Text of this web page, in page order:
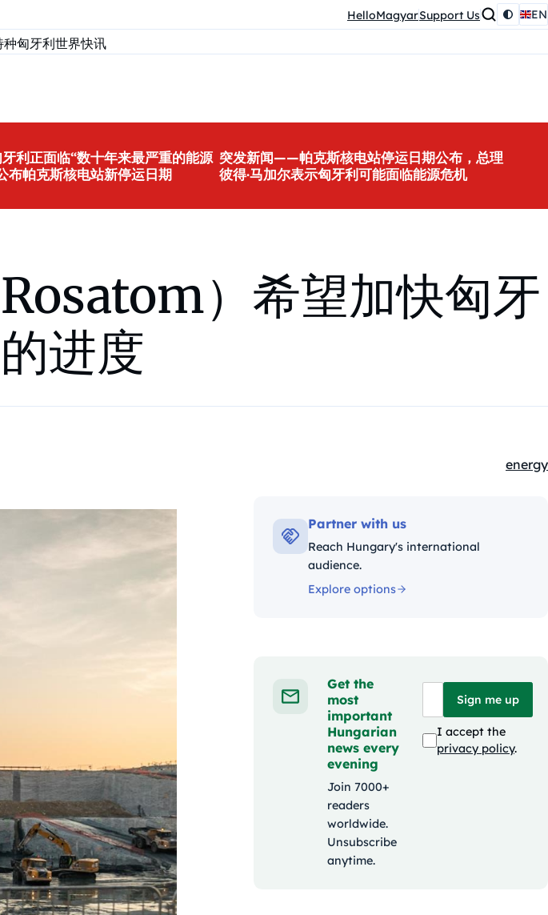
HelloMagyarSupport Us EN
种匈牙利世界快讯
利正面临“数十年来最严重的能源
布帕克斯核电站新停运日期
突发新闻——帕克斯核电站停运日期公布，总理
彼得·马加尔表示匈牙利可能面临能源危机
）希望加快匈牙
进度
energy
Partner with us
Reach Hungary's international
audience.
Explore options
Get the
most
important
Hungarian
news every
evening
Join 7000+
readers
worldwide.
Unsubscribe
anytime.
Sign me up
I accept the
privacy policy.